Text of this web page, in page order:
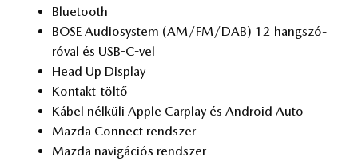
Blu­e­to­oth
BOSE Au­diosys­tem (AM/FM/DAB) 12 hang­szó­
ró­val és USB-C-vel
Head Up Disp­lay
Kon­takt-töl­tő
Ká­bel nél­kü­li App­le Car­play és And­ro­id Auto
Mazda Con­nect rend­szer
Mazda na­vi­gá­ci­ós rend­szer